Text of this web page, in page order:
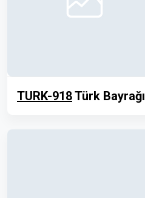
TURK-918Türk Bayrağı